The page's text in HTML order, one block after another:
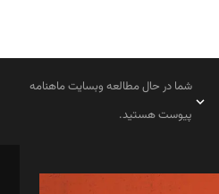
شما در حال مطالعه وبسایت ماهنامه
پیوست هستید.